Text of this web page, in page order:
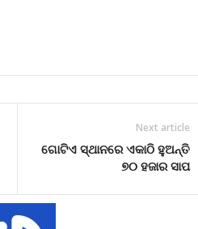
Next article
ଗୋଟିଏ ସ୍ଥାନରେ ଏକାଠି ହୁଅନ୍ତି
୭୦ ହଜାର ସାପ